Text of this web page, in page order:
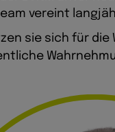
vereint
sie sich für